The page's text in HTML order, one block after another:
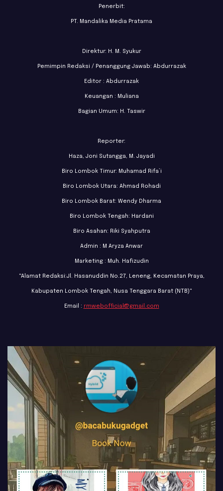
Penerbit:
PT. Mandalika Media Pratama
Direktur: H. M. Syukur
Pemimpin Redaksi / Penanggung Jawab: Abdurrazak
Editor : Abdurrazak
Keuangan : Muliana
Bagian Umum: H. Taswir
Reporter:
Haza, Joni Sutangga, M. Jayadi
Biro Lombok Timur: Muhamad Rifa’i
Biro Lombok Utara: Ahmad Rohadi
Biro Lombok Barat: Wendy Dharma
Biro Lombok Tengah: Hardani
Biro Asahan: Riki Syahputra
Admin : M Aryza Anwar
Marketing : Muh. Hafizudin
"Alamat Redaksi:Jl. Hasanuddin No.27, Leneng, Kecamatan Praya,
Kabupaten Lombok Tengah, Nusa Tenggara Barat (NTB)"
Email : rmwebofficial@gmail.com